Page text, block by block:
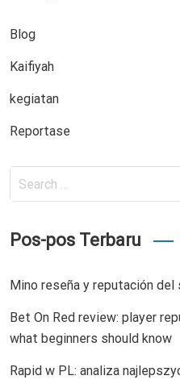
Blog
Kaifiyah
kegiatan
Reportase
Search
for:
Pos-pos Terbaru
Mino reseña y reputación del
Bet On Red review: player
what beginners should know
Rapid w PL: analiza